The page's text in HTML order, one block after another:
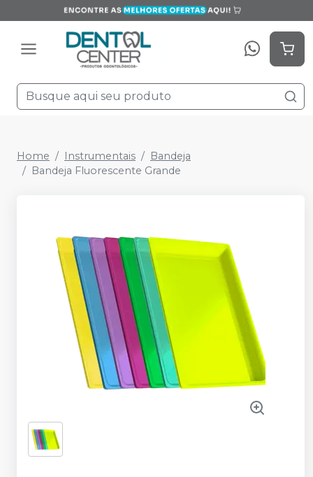
Home Instrumentais
Bandeja
Bandeja Fluorescente Grande